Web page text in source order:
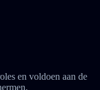
en voldoen aan de